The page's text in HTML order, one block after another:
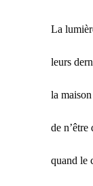
La
leurs
la
de n’être
quand le